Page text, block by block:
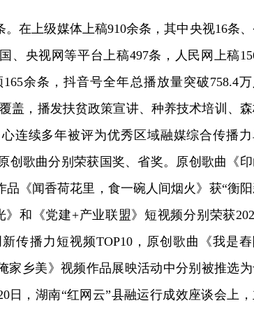
。在上级媒体上稿910余条，其中央视16条
、央视网等平台上稿497条，人民网上稿
余条，抖音号全年总播放量突破758.4万
盖，播发扶贫政策宣讲、种养技术培训、
连续多年被评为优秀区域融媒综合传播
创歌曲分别荣获国奖、省奖。原创歌曲《印
《闻香荷花里，食一碗人间烟火》获“衡
和《党建+产业联盟》短视频分别荣获
传播力短视频TOP10，原创歌曲《我是舂
家乡美》视频作品展映活动中分别被推选
日，湖南“红网云”县融运行成效座谈会上